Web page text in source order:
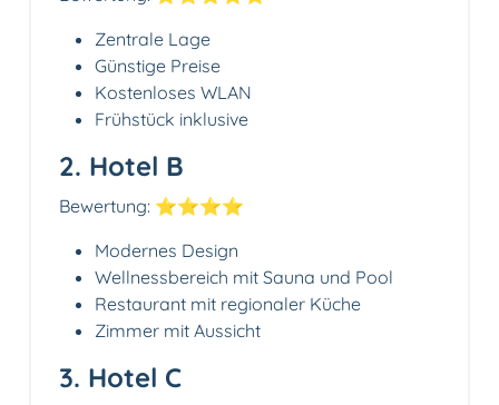
Zentrale Lage
Günstige Preise
Kostenloses WLAN
Frühstück inklusive
2. Hotel B
Bewertung: ⭐⭐⭐⭐
Modernes Design
Wellnessbereich mit Sauna und Pool
Restaurant mit regionaler Küche
Zimmer mit Aussicht
3. Hotel C